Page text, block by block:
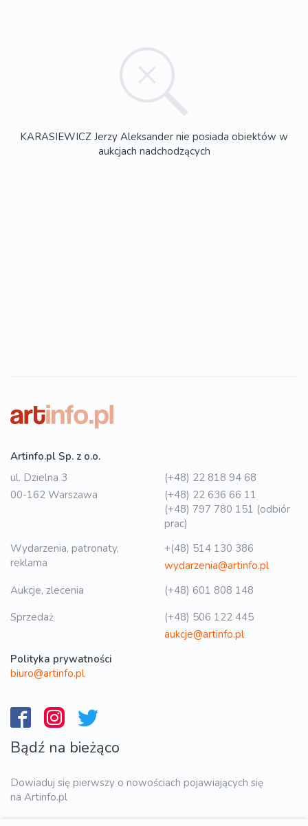
KARASIEWICZ Jerzy Aleksander nie posiada obiektów w
aukcjach nadchodzących
Artinfo.pl Sp. z o.o.
ul. Dzielna 3
00-162 Warszawa
(+48) 22 818 94 68
(+48) 22 636 66 11
(+48) 797 780 151 (odbiór
prac)
Wydarzenia, patronaty,
reklama
+(48) 514 130 386
wydarzenia@artinfo.pl
Aukcje, zlecenia
(+48) 601 808 148
Sprzedaż
(+48) 506 122 445
aukcje@artinfo.pl
Polityka prywatności
biuro@artinfo.pl
Bądź na bieżąco
Dowiaduj się pierwszy o nowościach pojawiających się
na Artinfo.pl